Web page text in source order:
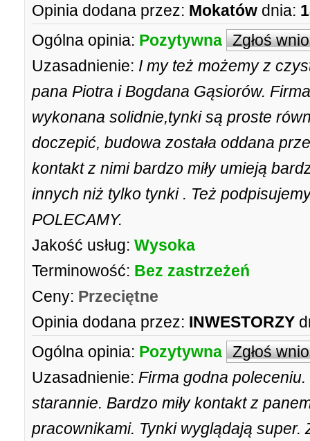
Opinia dodana przez: Mokatów dnia:
Ogólna opinia: Pozytywna Zgłoś
Uzasadnienie: I my też możemy z
pana Piotra i Bogdana Gąsiorów.
wykonana solidnie,tynki są proste
doczepić, budowa została oddana
kontakt z nimi bardzo miły umieją
innych niż tylko tynki . Też
POLECAMY.
Jakość usług: Wysoka
Terminowość: Bez zastrzeżeń
Ceny: Przeciętne
Opinia dodana przez: INWESTORZY
Ogólna opinia: Pozytywna Zgłoś
Uzasadnienie: Firma godna
starannie. Bardzo miły kontakt z
pracownikami. Tynki wyglądają super.